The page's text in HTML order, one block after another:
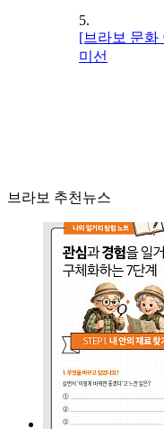
5.
[브라보 문화
미선
브라보 추천뉴스